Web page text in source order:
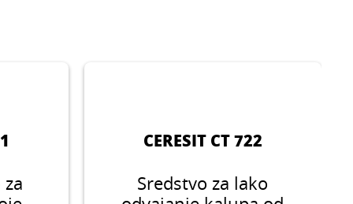
CERESIT CT 722
Sredstvo za lako